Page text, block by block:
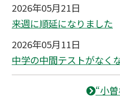
2026年05月21日
来週に順延になりました
2026年05月11日
中学の中間テストがなく
“小